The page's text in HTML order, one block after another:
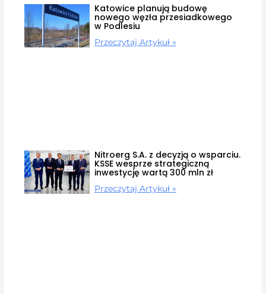
Katowice planują budowę
nowego węzła przesiadkowego
w Podlesiu
Przeczytaj Artykuł »
Nitroerg S.A. z decyzją o wsparciu.
KSSE wesprze strategiczną
inwestycję wartą 300 mln zł
Przeczytaj Artykuł »